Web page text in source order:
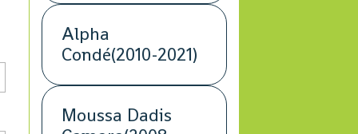
Alpha
Condé(2010-2021)
Moussa Dadis